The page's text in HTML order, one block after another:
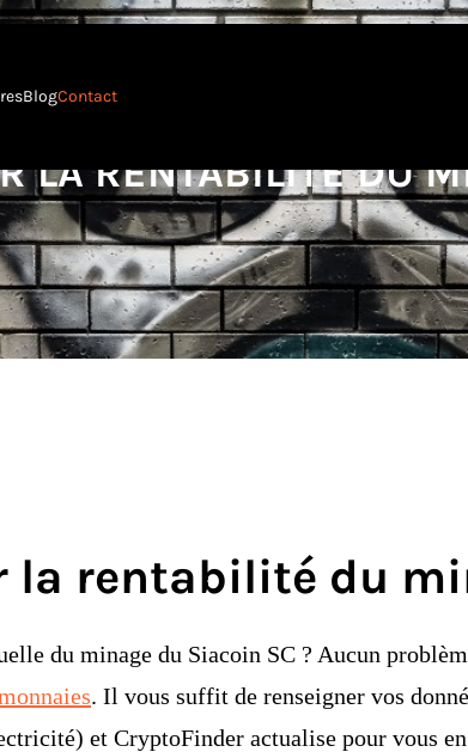
BlogContact
LA RENTABILITÉ DU
la rentabilité du
du minage du Siacoin SC ? Aucun
. Il vous suffit de renseigner vos
et CryptoFinder actualise pour vous